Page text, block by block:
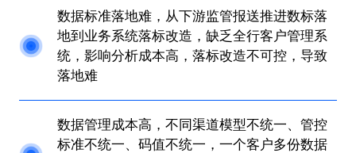
数据标准落地难，从下游监管报送推进数标落
地到业务系统落标改造，缺乏全行客户管理系
统，影响分析成本高，落标改造不可控，导致
落地难
数据管理成本高，不同渠道模型不统一、管控
标准不统一、码值不统一，一个客户多份数据